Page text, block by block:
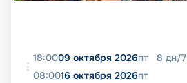
18:0009 октября 2026пт 8 дн/7
08:0016 октября 2026пт